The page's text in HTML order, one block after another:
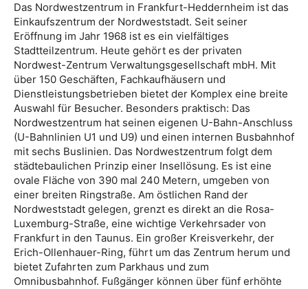
Das Nordwestzentrum in Frankfurt-Heddernheim ist das
Einkaufszentrum der Nordweststadt. Seit seiner
Eröffnung im Jahr 1968 ist es ein vielfältiges
Stadtteilzentrum. Heute gehört es der privaten
Nordwest-Zentrum Verwaltungsgesellschaft mbH. Mit
über 150 Geschäften, Fachkaufhäusern und
Dienstleistungsbetrieben bietet der Komplex eine breite
Auswahl für Besucher. Besonders praktisch: Das
Nordwestzentrum hat seinen eigenen U-Bahn-Anschluss
(U-Bahnlinien U1 und U9) und einen internen Busbahnhof
mit sechs Buslinien. Das Nordwestzentrum folgt dem
städtebaulichen Prinzip einer Insellösung. Es ist eine
ovale Fläche von 390 mal 240 Metern, umgeben von
einer breiten Ringstraße. Am östlichen Rand der
Nordweststadt gelegen, grenzt es direkt an die Rosa-
Luxemburg-Straße, eine wichtige Verkehrsader von
Frankfurt in den Taunus. Ein großer Kreisverkehr, der
Erich-Ollenhauer-Ring, führt um das Zentrum herum und
bietet Zufahrten zum Parkhaus und zum
Omnibusbahnhof. Fußgänger können über fünf erhöhte